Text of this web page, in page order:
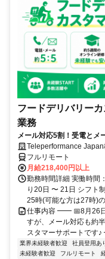
フードデリバリー
業務
メール対応5割！受電と
Teleperformance Japan
フルリモート
月給218,400円以上
勤務時間詳細 実働時間
り20日 〜 21日 シフト
25時(可能な方は27時)
仕事内容 ━━ 📅8月26
すが、メール対応も約
スタマーサポート
業界未経験者歓迎 社員登用あ
未経験者歓迎
フルリモート